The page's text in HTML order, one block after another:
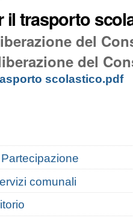
il trasporto
del
del
scolastico.pdf
comunali